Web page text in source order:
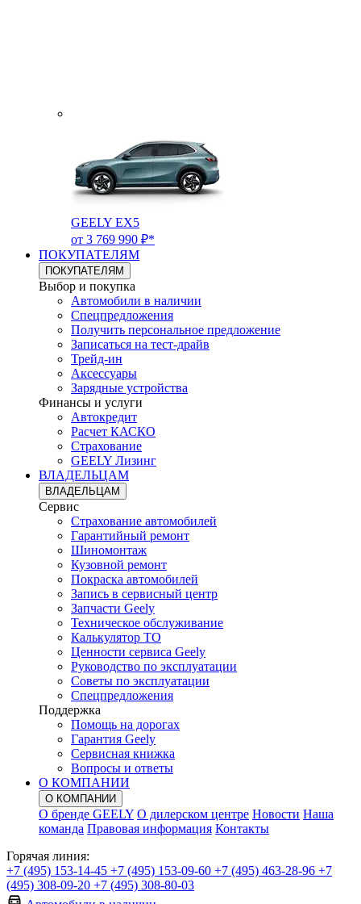
GEELY EX5
от 3 769 990 ₽*
ПОКУПАТЕЛЯМ
ПОКУПАТЕЛЯМ
Выбор и покупка
Автомобили в наличии
Спецпредложения
Получить персональное предложение
Записаться на тест-драйв
Трейд-ин
Аксессуары
Зарядные устройства
Финансы и услуги
Автокредит
Расчет КАСКО
Страхование
GEELY Лизинг
ВЛАДЕЛЬЦАМ
ВЛАДЕЛЬЦАМ
Сервис
Страхование автомобилей
Гарантийный ремонт
Шиномонтаж
Кузовной ремонт
Покраска автомобилей
Запись в сервисный центр
Запчасти Geely
Техническое обслуживание
Калькулятор ТО
Ценности сервиса Geely
Руководство по эксплуатации
Советы по эксплуатации
Спецпредложения
Поддержка
Помощь на дорогах
Гарантия Geely
Сервисная книжка
Вопросы и ответы
О КОМПАНИИ
О КОМПАНИИ
О бренде GEELY О дилерском центре Новости Наша
команда Правовая информация Контакты
Горячая линия:
+7 (495) 153-14-45 +7 (495) 153-09-60 +7 (495) 463-28-96 +7
(495) 308-09-20 +7 (495) 308-80-03